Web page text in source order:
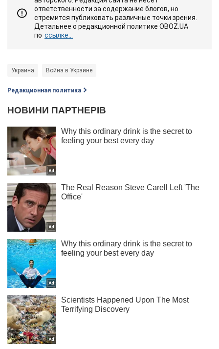
ответственности за содержание блогов, но
стремится публиковать различные точки зрения.
Детальнее о редакционной политике OBOZ.UA
по ссылке...
Украина Война в Украине
Редакционная политика